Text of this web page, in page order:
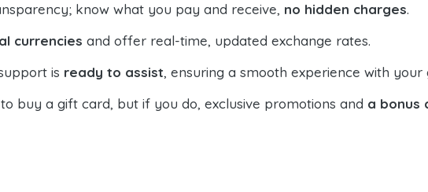
know what you pay and receive, no hidden charges.
currencies and offer real-time, updated exchange rates.
is ready to assist, ensuring a smooth experience with your
buy a gift card, but if you do, exclusive promotions and a bonus